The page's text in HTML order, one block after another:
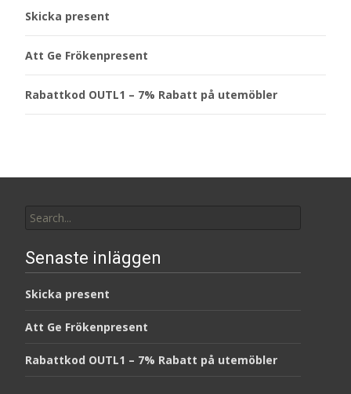
Skicka present
Att Ge Frökenpresent
Rabattkod OUTL1 – 7% Rabatt på utemöbler
for:
Senaste inläggen
Skicka present
Att Ge Frökenpresent
Rabattkod OUTL1 – 7% Rabatt på utemöbler